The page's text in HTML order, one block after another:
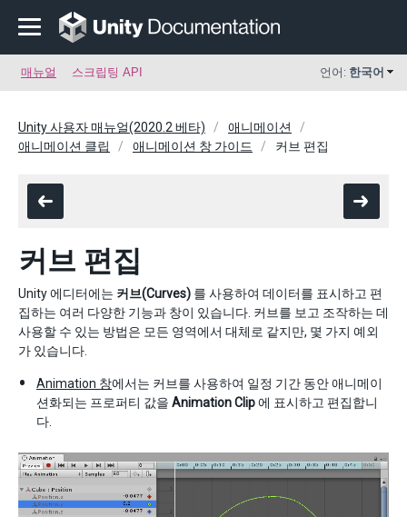
매뉴얼 스크립팅 API 언어: 한국어
Unity 사용자 매뉴얼(2020.2 베타)
애니메이션
애니메이션 클립
애니메이션 창 가이드 커브 편집
커브 편집
Unity 에디터에는 커브(Curves) 를 사용하여 데이터를 표시하고 편
집하는 여러 다양한 기능과 창이 있습니다. 커브를 보고 조작하는 데
사용할 수 있는 방법은 모든 영역에서 대체로 같지만, 몇 가지 예외
가 있습니다.
Animation 창에서는 커브를 사용하여 일정 기간 동안 애니메이
션화되는 프로퍼티 값을 Animation Clip에 표시하고 편집합니
다.